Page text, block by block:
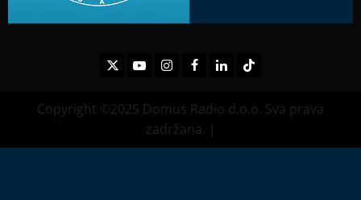
TwitterYoutubeInstagramFacebook
LinkedInTikTok
Copyright ©2025 Domus Radio d.o.o. Sva prava
zadržana. |